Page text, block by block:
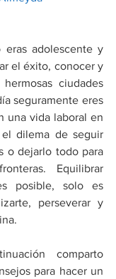
eras adolescente y
el éxito, conocer y
ciudades
seguramente eres
una vida laboral en
dilema de seguir
o dejarlo todo para
Equilibrar
posible, solo es
perseverar y
comparto